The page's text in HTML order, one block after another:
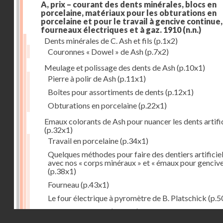
A, prix – courant des dents minérales, blocs en
porcelaine, matériaux pour les obturations en
porcelaine et pour le travail à gencive
fourneaux électriques et à gaz. 1910(n.n.)
Dents minérales de C. Ash et fils (p.1x2)
Couronnes « Dowel » de Ash(p.7x2)
Meulage et polissage des dents de Ash(p.10x1)
Pierre à polir de Ash(p.11x1)
Boîtes pour assortiments de dents (p.12x1)
Obturations en porcelaine(p.22x1)
Emaux colorants de Ash pour nuancer les dents
(p.32x1)
Travail en porcelaine(p.34x1)
Quelques méthodes pour faire des dentiers
avec nos « corps minéraux » et « émaux pour
(p.38x1)
Fourneau(p.43x1)
Le four électrique à pyromètre de B. Platschick
Pyromètre de Ash(p.53x1)